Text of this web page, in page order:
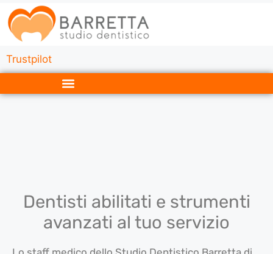
Trustpilot
Dentisti abilitati e strumenti
avanzati al tuo servizio